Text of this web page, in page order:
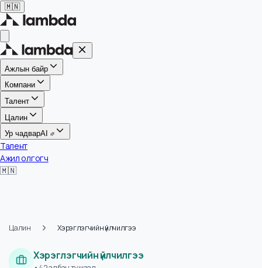
🇲🇳
Ажлын байр
Компани
Талент
Цалин
Ур чадвар
Талент
Ажил олгогч
Цалин